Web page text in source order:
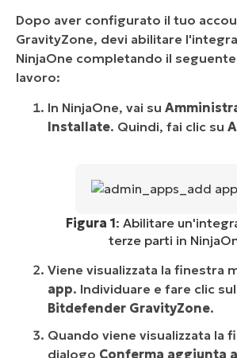
Dopo aver configurato il tuo
GravityZone, devi abilitare
NinjaOne completando il
lavoro:
In NinjaOne, vai su
Installate. Quindi, fai clic su
Figura 1: Abilitare
terze parti in
Viene visualizzata la finestra
app. Individuare e fare clic
Bitdefender GravityZone.
Quando viene visualizzata la
dialogo Conferma aggiunta